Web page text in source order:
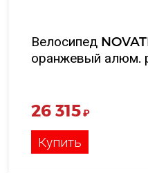
Велосипед
оранжевый алюм.
26 315₽
Купить